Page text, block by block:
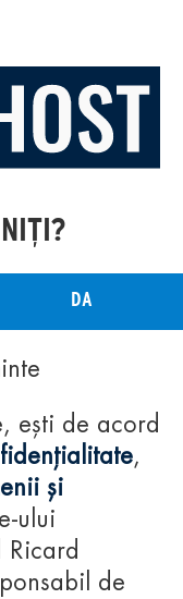
DA
ești de acord
,
și
ului
Ricard
de